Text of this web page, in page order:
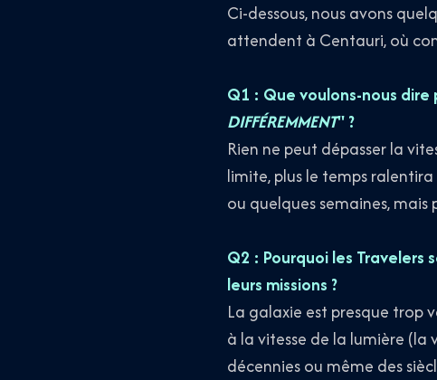
Ci-dessous, nous avons
attendent à Centauri, où
Q1 : Que voulons-nous dire
DIFFÉREMMENT" ?
Rien ne peut dépasser la
limite, plus le temps
ou quelques semaines,
Q2 : Pourquoi les
leurs missions ?
La galaxie est presque trop
à la vitesse de la lumière (la
décennies ou même des